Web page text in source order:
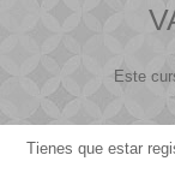
Este
Tienes que estar